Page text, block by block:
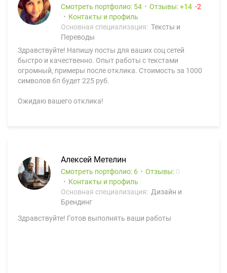
Смотреть портфолио: 54 Отзывы: 14
2
Контакты и профиль
Основная специализация: Тексты и
Переводы
Здравствуйте! Напишу посты для ваших соц сетей
быстро и качественно. Опыт работы с текстами
огромный, примеры после отклика. Стоимость за 1000
символов бп будет 225 руб.
Ожидаю вашего отклика!
Алексей Метелин
Смотреть портфолио: 6 Отзывы: 0
Контакты и профиль
Основная специализация: Дизайн и
Брендинг
Здравствуйте! Готов выполнять ваши работы